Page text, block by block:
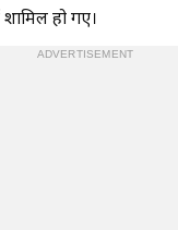
हो गए।
ADVERTISEMENT